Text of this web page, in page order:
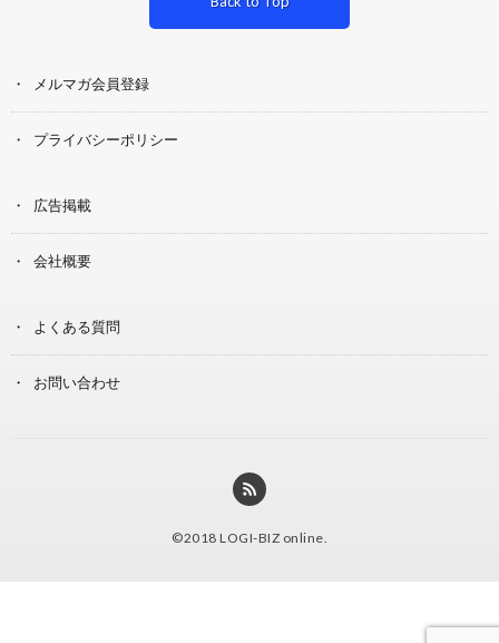
メルマガ会員登録
プライバシーポリシー
広告掲載
会社概要
よくある質問
お問い合わせ
©2018 LOGI-BIZ online